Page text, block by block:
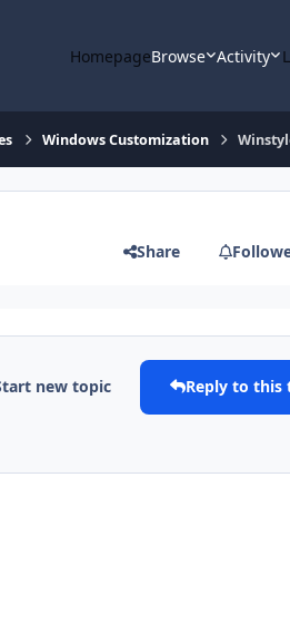
HomepageBrowse Activity
Windows Customization
Share
new topic Reply to this